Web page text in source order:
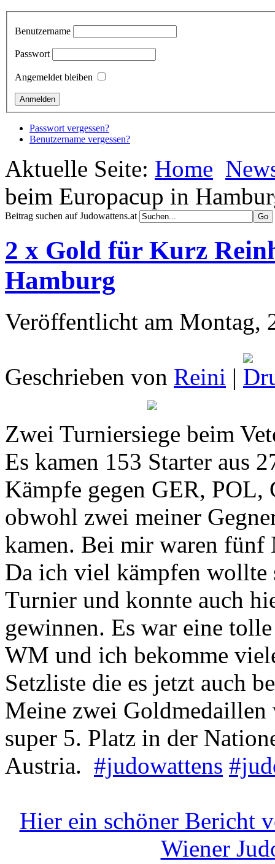
Benutzername
Passwort
Angemeldet bleiben
Passwort vergessen?
Benutzername vergessen?
Aktuelle Seite: Home
beim Europacup in
Beitrag suchen auf Judowattens.at
2 x Gold für Kurz
Hamburg
Veröffentlicht am Montag,
Geschrieben von Reini |
Zwei Turniersiege beim
Es kamen 153 Starter aus
Kämpfe gegen GER,
obwohl zwei meiner
kamen. Bei mir waren fünf
Da ich viel kämpfen wollte
Turnier und konnte auch
gewinnen. Es war eine
WM und ich bekomme
Setzliste die es jetzt auch
Meine zwei Goldmedaillen
super 5. Platz in der
Austria. #judowattens
Hier ein schöner Bericht
Wiener